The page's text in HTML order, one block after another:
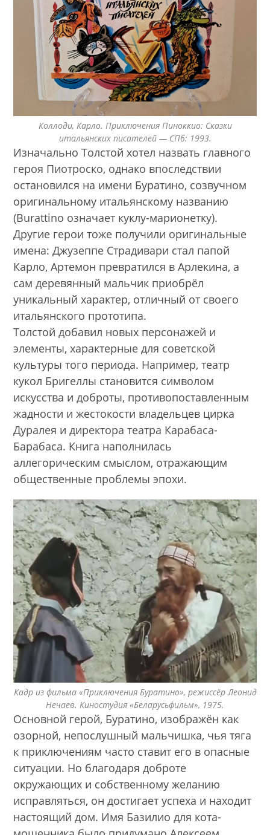
Коллоди, Карло. Приключения Пиноккио: Сказки
итальянских писателей — СПб: 1993.
Изначально Толстой хотел назвать главного
героя Пиотроско, однако впоследствии
остановился на имени Буратино, созвучном
оригинальному итальянскому названию
(Burattino означает куклу-марионетку).
Другие герои тоже получили оригинальные
имена: Джузеппе Страдивари стал папой
Карло, Артемон превратился в Арлекина, а
сам деревянный мальчик приобрёл
уникальный характер, отличный от своего
итальянского прототипа.
Толстой добавил новых персонажей и
элементы, характерные для советской
культуры того периода. Например, театр
кукол Бригеллы становится символом
искусства и доброты, противопоставленным
жадности и жестокости владельцев цирка
Дуралея и директора театра Карабаса-
Барабаса. Книга наполнилась
аллегорическим смыслом, отражающим
общественные проблемы эпохи.
Кадр из фильма «Приключения Буратино», режиссёр Леонид
Нечаев. Киностудия «Беларусьфильм», 1975.
Основной герой, Буратино, изображён как
озорной, непослушный мальчишка, чья тяга
к приключениям часто ставит его в опасные
ситуации. Но благодаря доброте
окружающих и собственному желанию
исправляться, он достигает успеха и находит
настоящий дом. Имя Базилио для кота-